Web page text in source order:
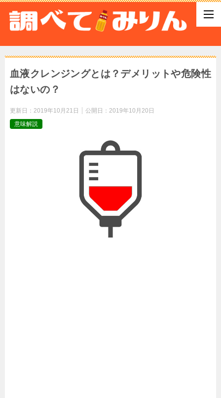
血液クレンジングとは？デメリットや危険性
はないの？
更新日： 2019年10月21日 公開日： 2019年10月20日
意味解説